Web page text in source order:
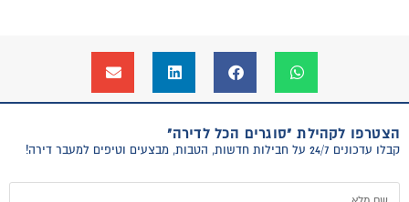
הצטרפו לקהילת "סוגרים הכל לדירה"
קבלו עדכונים 24/7 על חבילות חדשות, הטבות, מבצעים וטיפים למעבר דירה!